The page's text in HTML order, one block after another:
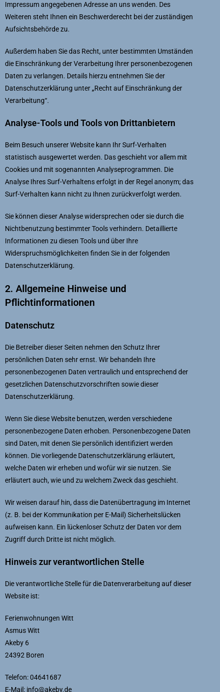
Impressum angegebenen Adresse an uns wenden. Des
Weiteren steht Ihnen ein Beschwerderecht bei der zuständigen
Aufsichtsbehörde zu.
Außerdem haben Sie das Recht, unter bestimmten Umständen
die Einschränkung der Verarbeitung Ihrer personenbezogenen
Daten zu verlangen. Details hierzu entnehmen Sie der
Datenschutzerklärung unter „Recht auf Einschränkung der
Verarbeitung“.
Analyse-Tools und Tools von Drittanbietern
Beim Besuch unserer Website kann Ihr Surf-Verhalten
statistisch ausgewertet werden. Das geschieht vor allem mit
Cookies und mit sogenannten Analyseprogrammen. Die
Analyse Ihres Surf-Verhaltens erfolgt in der Regel anonym; das
Surf-Verhalten kann nicht zu Ihnen zurückverfolgt werden.
Sie können dieser Analyse widersprechen oder sie durch die
Nichtbenutzung bestimmter Tools verhindern. Detaillierte
Informationen zu diesen Tools und über Ihre
Widerspruchsmöglichkeiten finden Sie in der folgenden
Datenschutzerklärung.
2. Allgemeine Hinweise und
Pflichtinformationen
Datenschutz
Die Betreiber dieser Seiten nehmen den Schutz Ihrer
persönlichen Daten sehr ernst. Wir behandeln Ihre
personenbezogenen Daten vertraulich und entsprechend der
gesetzlichen Datenschutzvorschriften sowie dieser
Datenschutzerklärung.
Wenn Sie diese Website benutzen, werden verschiedene
personenbezogene Daten erhoben. Personenbezogene Daten
sind Daten, mit denen Sie persönlich identifiziert werden
können. Die vorliegende Datenschutzerklärung erläutert,
welche Daten wir erheben und wofür wir sie nutzen. Sie
erläutert auch, wie und zu welchem Zweck das geschieht.
Wir weisen darauf hin, dass die Datenübertragung im Internet
(z. B. bei der Kommunikation per E-Mail) Sicherheitslücken
aufweisen kann. Ein lückenloser Schutz der Daten vor dem
Zugriff durch Dritte ist nicht möglich.
Hinweis zur verantwortlichen Stelle
Die verantwortliche Stelle für die Datenverarbeitung auf dieser
Website ist:
Ferienwohnungen Witt
Asmus Witt
Akeby 6
24392 Boren
Telefon: 04641687
E-Mail: info@akeby.de